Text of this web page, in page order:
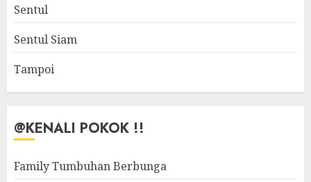
Sentul
Sentul Siam
Tampoi
@KENALI POKOK !!
Family Tumbuhan Berbunga